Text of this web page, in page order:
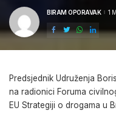
POSTED
BIRAM OPORAVAK 1
Predsjednik Udruženja
na radionici Foruma
EU Strategiji o drogama u